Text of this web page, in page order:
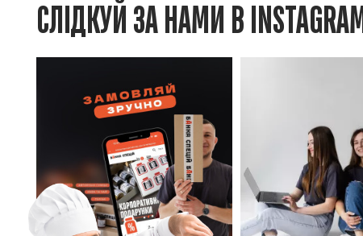
СЛІДКУЙ ЗА НАМИ В INSTAGRAM